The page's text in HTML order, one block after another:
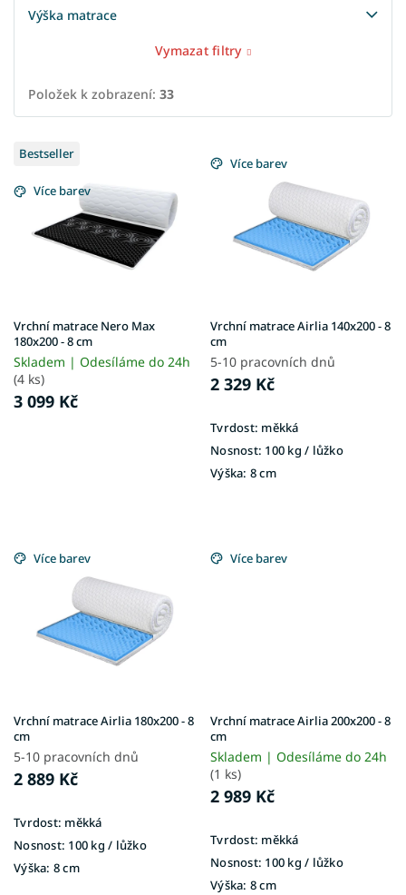
Výška matrace
Vymazat filtry
Položek k zobrazení: 33
V
ý
p
i
u
k
t
ů
Bestseller
Více barev
Vrchní matrace Nero Max
180x200 - 8 cm
Skladem | Odesíláme do 24h
(4 ks)
3 099 Kč
Více barev
Vrchní matrace Airlia 140x200 - 8
cm
5-10 pracovních dnů
2 329 Kč
Tvrdost: měkká
Nosnost: 100 kg / lůžko
Výška: 8 cm
Více barev
Vrchní matrace Airlia 180x200 - 8
cm
5-10 pracovních dnů
2 889 Kč
Tvrdost: měkká
Nosnost: 100 kg / lůžko
Výška: 8 cm
Více barev
Vrchní matrace Airlia 200x200 - 8
cm
Skladem | Odesíláme do 24h
(1 ks)
2 989 Kč
Tvrdost: měkká
Nosnost: 100 kg / lůžko
Výška: 8 cm